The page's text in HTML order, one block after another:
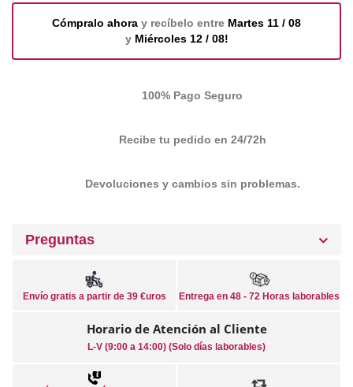
Cómpralo ahora y recíbelo entre Martes 11 / 08
y Miércoles 12 / 08!
100% Pago Seguro
Recibe tu pedido en 24/72h
Devoluciones y cambios sin problemas.
Preguntas
Envío gratis a partir de 39 €uros Entrega en 48 - 72 Horas laborables
Horario de Atención al Cliente
L-V (9:00 a 14:00) (Solo días laborables)